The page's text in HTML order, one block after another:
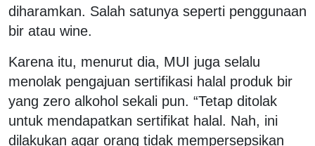
diharamkan. Salah satunya seperti penggunaan
bir atau wine.
Karena itu, menurut dia, MUI juga selalu
menolak pengajuan sertifikasi halal produk bir
yang zero alkohol sekali pun. “Tetap ditolak
untuk mendapatkan sertifikat halal. Nah, ini
dilakukan agar orang tidak mempersepsikan